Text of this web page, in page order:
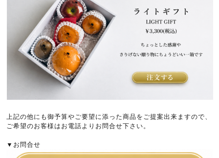
上記の他にも御予算やご要望に添った商品をご提案出来ますので、
ご希望のお客様はお電話よりお問合せ下さい。
▼お問合せ